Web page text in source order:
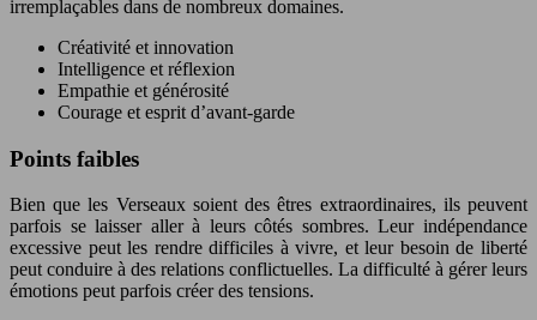
irremplaçables dans de nombreux domaines.
Créativité et innovation
Intelligence et réflexion
Empathie et générosité
Courage et esprit d’avant-garde
Points faibles
Bien que les Verseaux soient des êtres extraordinaires, ils peuvent
parfois se laisser aller à leurs côtés sombres. Leur indépendance
excessive peut les rendre difficiles à vivre, et leur besoin de liberté
peut conduire à des relations conflictuelles. La difficulté à gérer leurs
émotions peut parfois créer des tensions.